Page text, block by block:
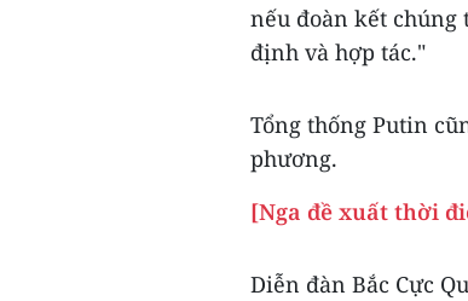
nếu đoàn kết chúng
định và hợp tác."
Tổng thống Putin
phương.
[Nga đề xuất thời
Diễn đàn Bắc Cực